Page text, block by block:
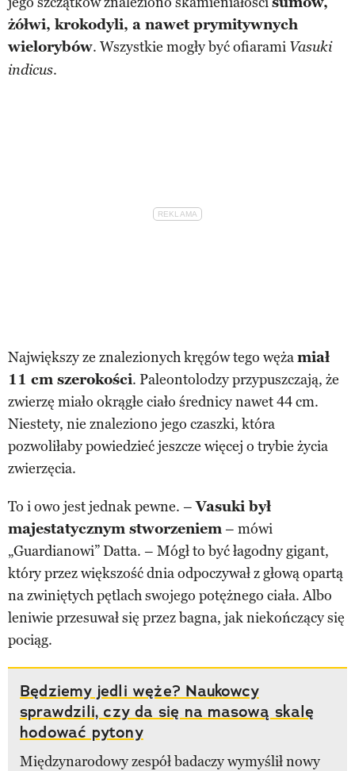
żółwi, krokodyli, a nawet prymitywnych
wielorybów. Wszystkie mogły być ofiarami Vasuki
indicus.
Największy ze znalezionych kręgów tego wężamiał
11 cm szerokości. Paleontolodzy przypuszczają, że
zwierzę miało okrągłe ciało średnicy nawet 44 cm.
Niestety, nie znaleziono jego czaszki, która
pozwoliłaby powiedzieć jeszcze więcej o trybie życia
zwierzęcia.
To i owo jest jednak pewne. –Vasuki był
majestatycznym stworzeniem– mówi
„Guardianowi” Datta. – Mógł to być łagodny gigant,
który przez większość dnia odpoczywał z głową opartą
na zwiniętych pętlach swojego potężnego ciała. Albo
leniwie przesuwał się przez bagna, jak niekończący się
pociąg.
Będziemy jedli węże? Naukowcy
sprawdzili, czy da się na masową skalę
hodować pytony
Międzynarodowy zespół badaczy wymyślił nowy